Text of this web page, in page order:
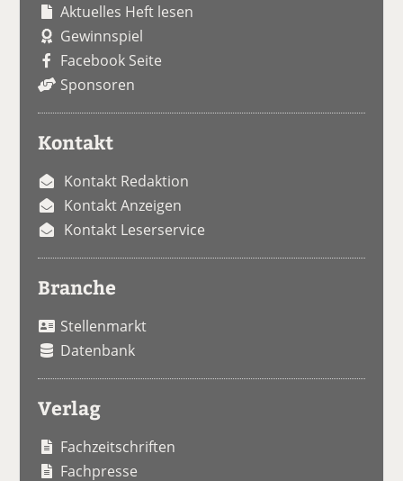
Aktuelles Heft lesen
Gewinnspiel
Facebook Seite
Sponsoren
Kontakt
Kontakt Redaktion
Kontakt Anzeigen
Kontakt Leserservice
Branche
Stellenmarkt
Datenbank
Verlag
Fachzeitschriften
Fachpresse